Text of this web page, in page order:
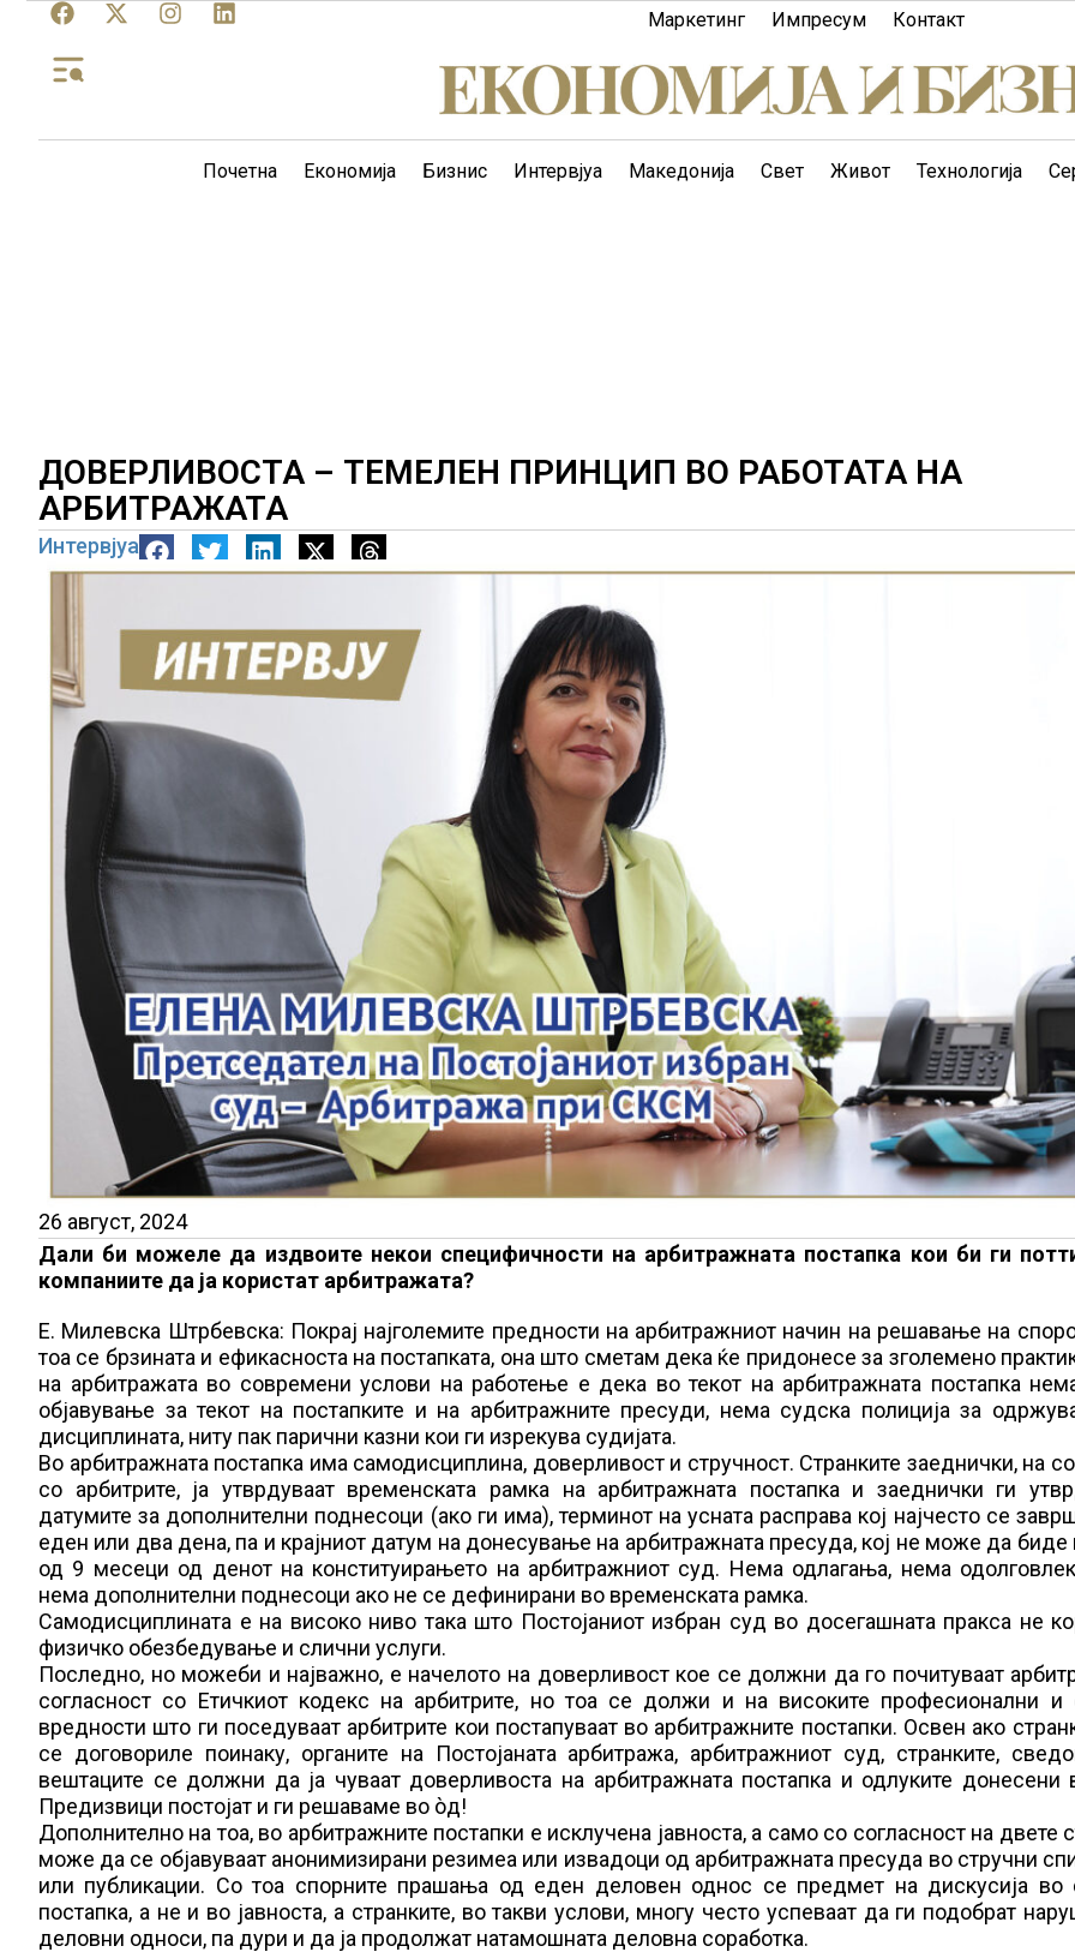
Маркетинг Импресум Контакт
Почетна Економија Бизнис Интервјуа Македонија Свет Живот Технологија
ДОВЕРЛИВОСТА – ТЕМЕЛЕН ПРИНЦИП ВО РАБОТАТА НА
АРБИТРАЖАТА
Интервјуа
26 август, 2024
Дали би можеле да издвоите некои специфичности на арбитражната постапка кои би ги
компаниите да ја користат арбитражата?
Е. Милевска Штрбевска: Покрај најголемите предности на арбитражниот начин на решавање на
тоа се брзината и ефикасноста на постапката, она што сметам дека ќе придонесе за зголемено
на арбитражата во современи услови на работење е дека во текот на арбитражната постапка
објавување за текот на постапките и на арбитражните пресуди, нема судска полиција за
дисциплината, ниту пак парични казни кои ги изрекува судијата.
Во арбитражната постапка има самодисциплина, доверливост и стручност. Странките заеднички, на
со арбитрите, ја утврдуваат временската рамка на арбитражната постапка и заеднички ги
датумите за дополнителни поднесоци (ако ги има), терминот на усната расправа кој најчесто се
еден или два дена, па и крајниот датум на донесување на арбитражната пресуда, кој не може да биде
од 9 месеци од денот на конституирањето на арбитражниот суд. Нема одлагања, нема
нема дополнителни поднесоци ако не се дефинирани во временската рамка.
Самодисциплината е на високо ниво така што Постојаниот избран суд во досегашната пракса не
физичко обезбедување и слични услуги.
Последно, но можеби и најважно, е начелото на доверливост кое се должни да го почитуваат
согласност со Етичкиот кодекс на арбитрите, но тоа се должи и на високите професионални и
вредности што ги поседуваат арбитрите кои постапуваат во арбитражните постапки. Освен ако
се договориле поинаку, органите на Постојаната арбитража, арбитражниот суд, странките,
вештаците се должни да ја чуваат доверливоста на арбитражната постапка и одлуките донесени
Предизвици постојат и ги решаваме во òд!
Дополнително на тоа, во арбитражните постапки е исклучена јавноста, а само со согласност на двете
може да се објавуваат анонимизирани резимеа или извадоци од арбитражната пресуда во стручни
или публикации. Со тоа спорните прашања од еден деловен однос се предмет на дискусија во
постапка, а не и во јавноста, а странките, во такви услови, многу често успеваат да ги подобрат
деловни односи, па дури и да ја продолжат натамошната деловна соработка.